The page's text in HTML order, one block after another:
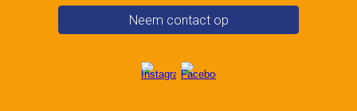
Neem contact op